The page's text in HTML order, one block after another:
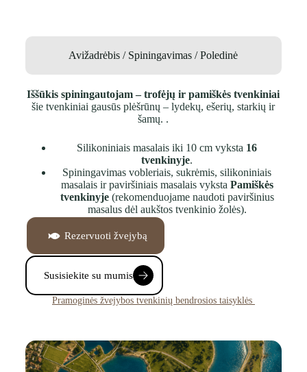
Avižadrėbis / Spiningavimas / Poledinė
Iššūkis spiningautojam – trofėjų ir pamiškės tvenkiniai
šie tvenkiniai gausūs plėšrūnų – lydekų, ešerių, starkių ir
šamų. .
Silikoniniais masalais iki 10 cm vyksta 16
tvenkinyje.
Spiningavimas vobleriais, sukrėmis, silikoniniais
masalais ir paviršiniais masalais vyksta Pamiškės
tvenkinyje(rekomenduojame naudoti paviršinius
masalus dėl aukštos tvenkinio žolės).
Rezervuoti žvejybą
Susisiekite su mumis
Pramoginės žvejybos tvenkinių bendrosios taisyklės